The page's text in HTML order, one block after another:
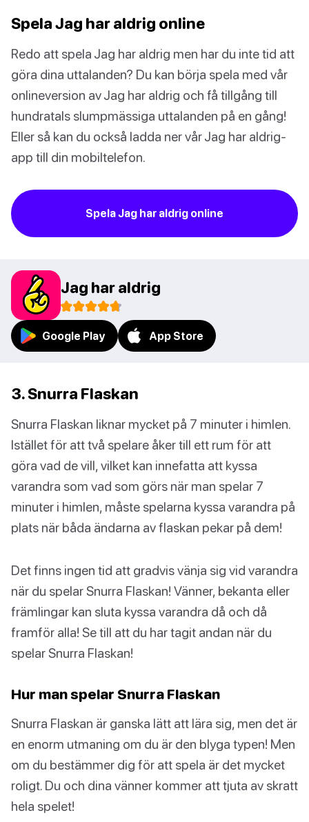
Spela Jag har aldrig online
Redo att spela Jag har aldrig men har du inte tid att
göra dina uttalanden? Du kan börja spela med vår
onlineversion av Jag har aldrig och få tillgång till
hundratals slumpmässiga uttalanden på en gång!
Eller så kan du också ladda ner vår Jag har aldrig-
app till din mobiltelefon.
Spela Jag har aldrig online
Jag har aldrig
Google Play App Store
3. Snurra Flaskan
Snurra Flaskan liknar mycket på 7 minuter i himlen.
Istället för att två spelare åker till ett rum för att
göra vad de vill, vilket kan innefatta att kyssa
varandra som vad som görs när man spelar 7
minuter i himlen, måste spelarna kyssa varandra på
plats när båda ändarna av flaskan pekar på dem!
Det finns ingen tid att gradvis vänja sig vid varandra
när du spelar Snurra Flaskan! Vänner, bekanta eller
främlingar kan sluta kyssa varandra då och då
framför alla! Se till att du har tagit andan när du
spelar Snurra Flaskan!
Hur man spelar Snurra Flaskan
Snurra Flaskan är ganska lätt att lära sig, men det är
en enorm utmaning om du är den blyga typen! Men
om du bestämmer dig för att spela är det mycket
roligt. Du och dina vänner kommer att tjuta av skratt
hela spelet!